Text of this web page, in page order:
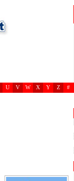
U V W X Y Z #